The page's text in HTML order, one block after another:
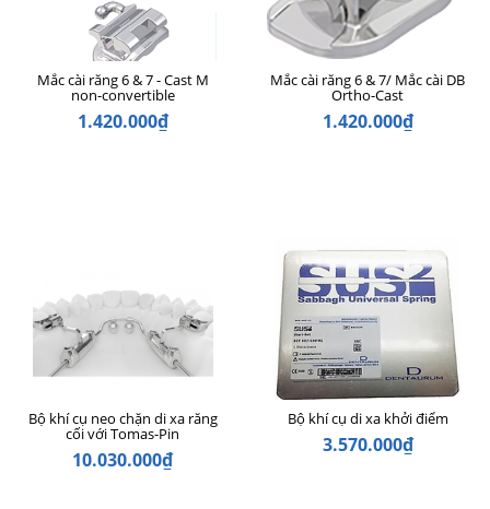
Mắc cài răng 6 & 7 - Cast M
non-convertible
1.420.000₫
Mắc cài răng 6 & 7/ Mắc cài DB
Ortho-Cast
1.420.000₫
Bộ khí cụ neo chặn di xa răng
cối với Tomas-Pin
10.030.000₫
Bộ khí cụ di xa khởi điểm
3.570.000₫